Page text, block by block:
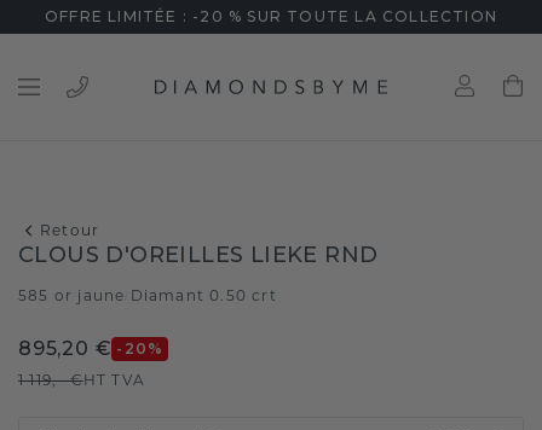
OFFRE LIMITÉE : -20 % SUR TOUTE LA COLLECTION
Retour
CLOUS D'OREILLES LIEKE RND
585 or jaune Diamant 0.50 crt
895,20 € -20 %
1 119,- €HT TVA